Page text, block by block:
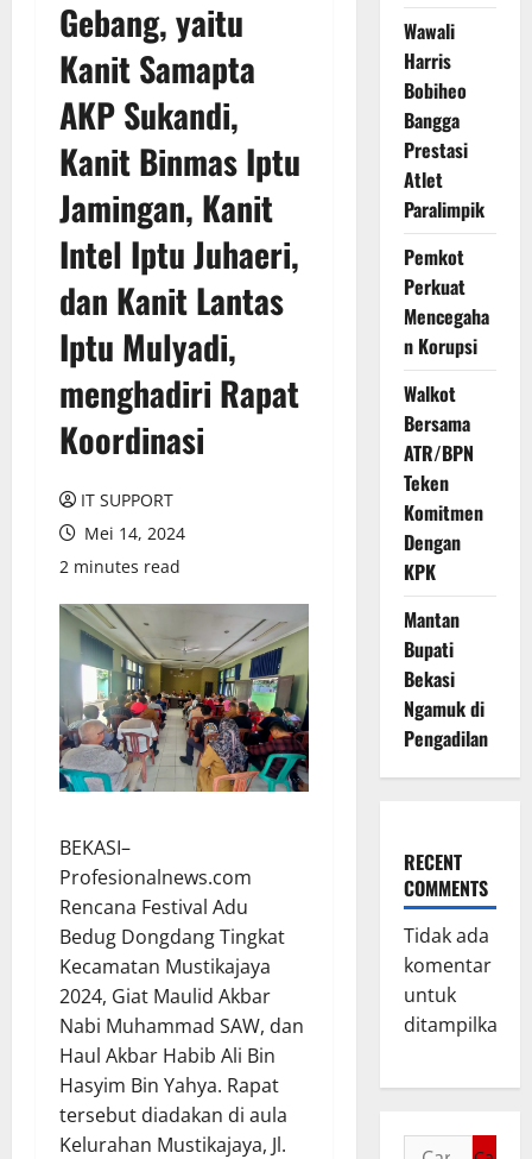
Gebang, yaitu
Kanit Samapta
AKP Sukandi,
Kanit Binmas Iptu
Jamingan, Kanit
Intel Iptu Juhaeri,
dan Kanit Lantas
Iptu Mulyadi,
menghadiri Rapat
Koordinasi
IT SUPPORT
Mei 14, 2024
2 minutes read
BEKASI–
Profesionalnews.com
Rencana Festival Adu
Bedug Dongdang Tingkat
Kecamatan Mustikajaya
2024, Giat Maulid Akbar
Nabi Muhammad SAW, dan
Haul Akbar Habib Ali Bin
Hasyim Bin Yahya. Rapat
tersebut diadakan di aula
Kelurahan Mustikajaya, Jl.
Wawali
Harris
Bobiheo
Bangga
Prestasi
Atlet
Paralimpik
Pemkot
Perkuat
Mencegaha
n Korupsi
Walkot
Bersama
ATR/BPN
Teken
Komitmen
Dengan
KPK
Mantan
Bupati
Bekasi
Ngamuk di
Pengadilan
RECENT
COMMENTS
Tidak ada
komentar
untuk
ditampilkan.